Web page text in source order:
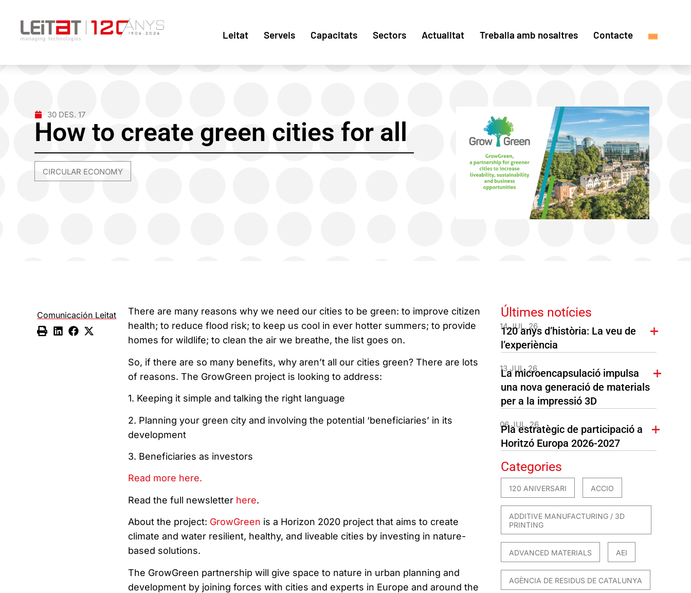
Leitat Serveis Capacitats Sectors Actualitat Treballa amb nosaltres Contacte
30 DES. 17
How to create green cities for all
CIRCULAR ECONOMY
Comunicación Leitat
There are many reasons why we need our cities to be green: to improve citizen
health; to reduce flood risk; to keep us cool in ever hotter summers; to provide
homes for wildlife; to clean the air we breathe, the list goes on.
So, if there are so many benefits, why aren’t all our cities green? There are lots
of reasons. The GrowGreen project is looking to address:
1. Keeping it simple and talking the right language
2. Planning your green city and involving the potential ‘beneficiaries’ in its
development
3. Beneficiaries as investors
Read more here.
Read the full newsletter here.
About the project: GrowGreen is a Horizon 2020 project that aims to create
climate and water resilient, healthy, and liveable cities by investing in nature-
based solutions.
The GrowGreen partnership will give space to nature in urban planning and
development by joining forces with cities and experts in Europe and around the
Últimes notícies
14 JUL. 26
120 anys d’història: La veu de
l’experiència
13 JUL. 26
La microencapsulació impulsa
una nova generació de materials
per a la impressió 3D
06 JUL. 26
Pla estratègic de participació a
Horitzó Europa 2026-2027
Categories
120 ANIVERSARI ACCIO
ADDITIVE MANUFACTURING / 3D
PRINTING
ADVANCED MATERIALS AEI
AGÈNCIA DE RESIDUS DE CATALUNYA